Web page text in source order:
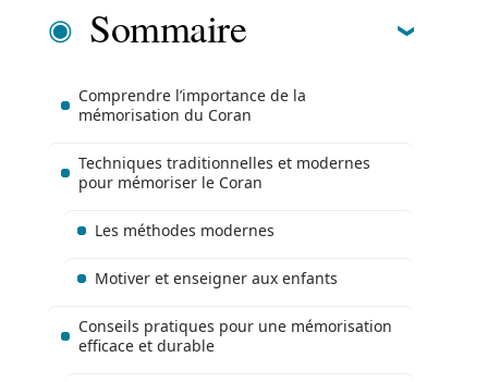
Sommaire
Comprendre l’importance de la
mémorisation du Coran
Techniques traditionnelles et modernes
pour mémoriser le Coran
Les méthodes modernes
Motiver et enseigner aux enfants
Conseils pratiques pour une mémorisation
efficace et durable